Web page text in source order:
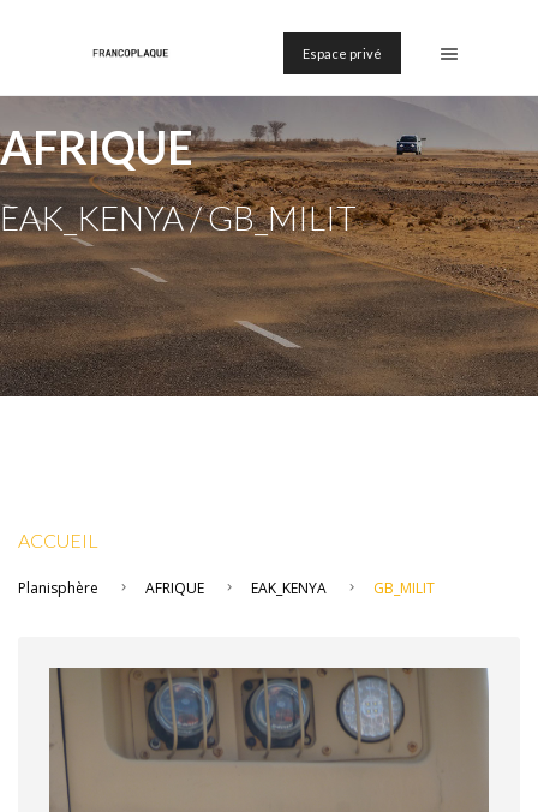
Espace privé
AFRIQUE
EAK_KENYA / GB_MILIT
ACCUEIL
Planisphère AFRIQUE EAK_KENYA GB_MILIT